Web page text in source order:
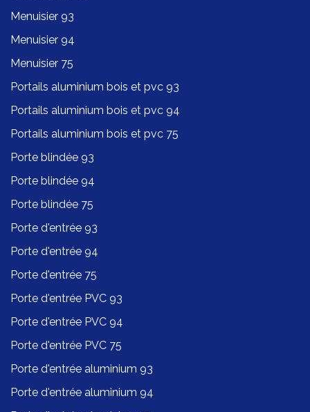
Menuisier 93
Menuisier 94
Menuisier 75
Portails aluminium bois et pvc 93
Portails aluminium bois et pvc 94
Portails aluminium bois et pvc 75
Porte blindée 93
Porte blindée 94
Porte blindée 75
Porte d'entrée 93
Porte d'entrée 94
Porte d'entrée 75
Porte d'entrée PVC 93
Porte d'entrée PVC 94
Porte d'entrée PVC 75
Porte d'entrée aluminium 93
Porte d'entrée aluminium 94